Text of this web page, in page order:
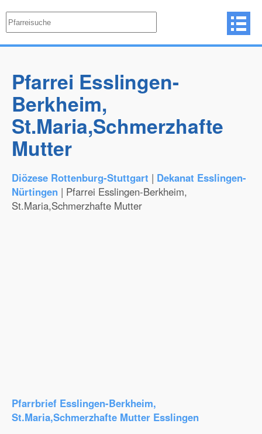
Pfarrei Esslingen-
Berkheim,
St.Maria,Schmerzhafte
Mutter
Diözese Rottenburg-Stuttgart | Dekanat Esslingen-
Nürtingen | Pfarrei Esslingen-Berkheim,
St.Maria,Schmerzhafte Mutter
Pfarrbrief Esslingen-Berkheim,
St.Maria,Schmerzhafte Mutter Esslingen